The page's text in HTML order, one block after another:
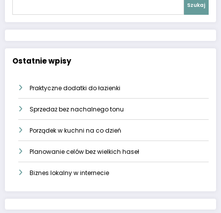
Szukaj
Ostatnie wpisy
Praktyczne dodatki do łazienki
Sprzedaż bez nachalnego tonu
Porządek w kuchni na co dzień
Planowanie celów bez wielkich haseł
Biznes lokalny w internecie